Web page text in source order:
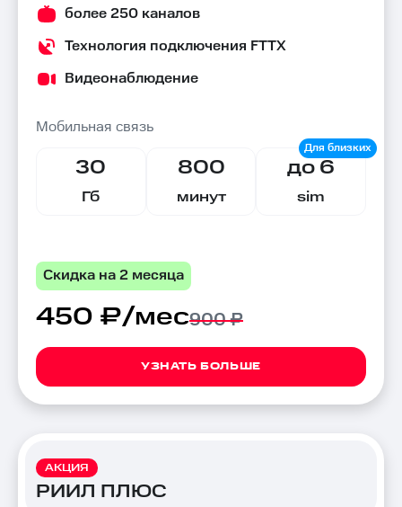
более 250 каналов
Технология подключения FTTX
Видеонаблюдение
Мобильная связь
30
Гб
800
минут
до 6
sim
Скидка на 2 месяца
450 ₽/мес900 ₽
УЗНАТЬ БОЛЬШЕ
АКЦИЯ
РИИЛ ПЛЮС